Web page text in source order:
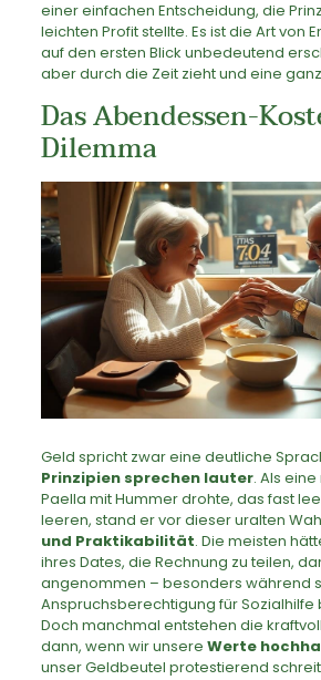
einer einfachen Entscheidung, die
leichten Profit stellte. Es ist die Art von
auf den ersten Blick unbedeutend
aber durch die Zeit zieht und eine
Das Abendessen-
Dilemma
Geld spricht zwar eine deutliche
Prinzipien sprechen lauter. Als
Paella mit Hummer drohte, das fast
leeren, stand er vor dieser uralten
und Praktikabilität. Die meisten
ihres Dates, die Rechnung zu teilen,
angenommen – besonders während
Anspruchsberechtigung für Sozialhilfe
Doch manchmal entstehen die
dann, wenn wir unsere Werte
unser Geldbeutel protestierend